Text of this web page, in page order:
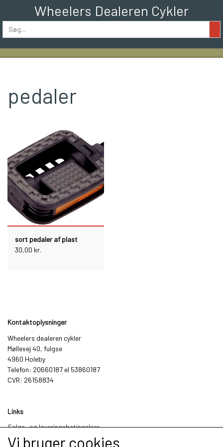
Wheelers Dealeren Cykler
pedaler
sort pedaler af plast
30,00 kr.
Kontaktoplysninger
Wheelers dealeren cykler
Møllevej 40, fulgse
4960 Holeby
Telefon: 20660187 el 53860187
CVR: 26158834
Links
Salgs- og leveringsbetingelser
Cookies
Vi bruger cookies